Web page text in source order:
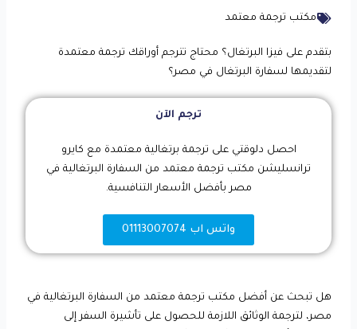
مكتب ترجمة معتمد
بتقدم على فيزا البرتغال؟ محتاج تترجم أوراقك ترجمة معتمدة
لتقديمها لسفارة البرتغال في مصر؟
ترجم الآن
احصل دلوقتي على ترجمة برتغالية معتمدة مع كايرو
ترانسليشن مكتب ترجمة معتمد من السفارة البرتغالية في
مصر بأفضل الأسعار التنافسية.
واتس اب 01113007074
هل تبحث عن أفضل مكتب ترجمة معتمد من السفارة البرتغالية في
مصر، لترجمة الوثائق اللازمة للحصول على تأشيرة السفر إلى